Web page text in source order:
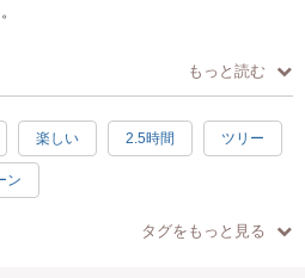
もっと読む
楽しい 2.5時間 ツリー
ン
タグをもっと見る